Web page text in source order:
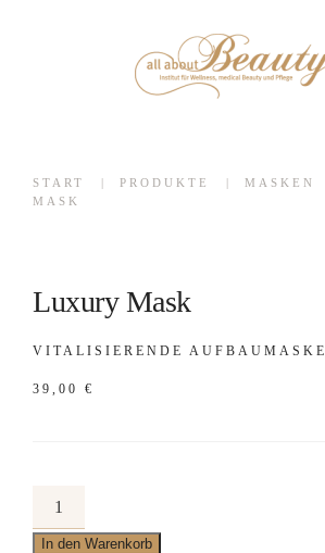
START PRODUKTE MASKEN
MASK
Luxury Mask
VITALISIERENDE AUFBAUMASKE
39,00 €
Luxury
Mask
In den Warenkorb